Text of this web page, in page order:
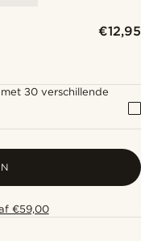
€12,95
30 verschillende
€59,00